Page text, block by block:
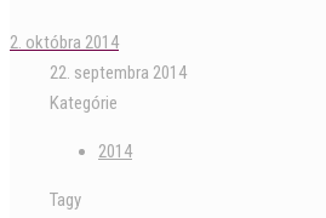
2. októbra 2014
22. septembra 2014
Kategórie
2014
Tagy